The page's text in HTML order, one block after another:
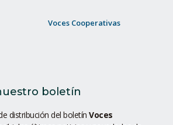
Voces Cooperativas
boletín
distribución del boletín Voces